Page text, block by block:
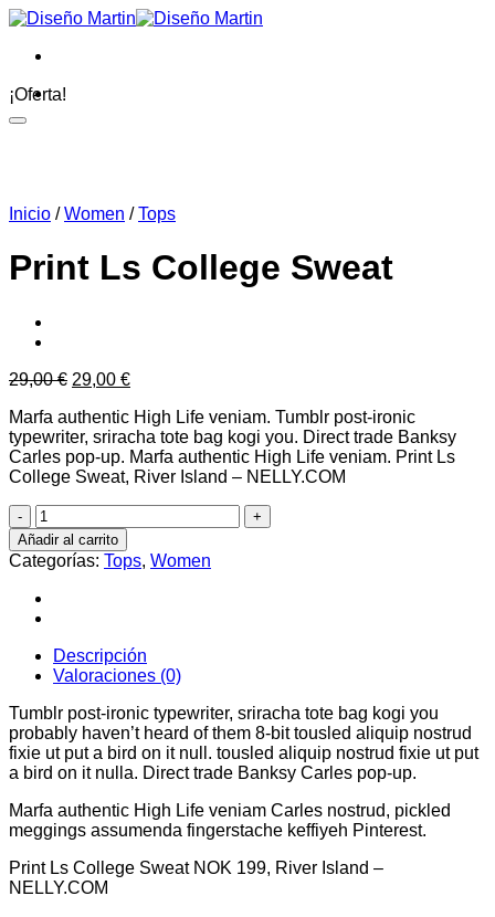
Saltar
contenido
¡Oferta!
Inicio / Women / Tops
Print Ls College Sweat
29,00€ El
original
era:
29,00 €.
29,00 €El
actual
es:
29,00 €.
Marfa authentic High Life veniam. Tumblr post-ironic
typewriter, sriracha tote bag kogi you. Direct trade Banksy
Carles pop-up. Marfa authentic High Life veniam. Print Ls
College Sweat, River Island – NELLY.COM
Print
Ls
College
Sweat
cantidad
Añadir al carrito
Categorías: Tops, Women
Descripción
Valoraciones (0)
Tumblr post-ironic typewriter, sriracha tote bag kogi you
probably haven’t heard of them 8-bit tousled aliquip nostrud
fixie ut put a bird on it null. tousled aliquip nostrud fixie ut put
a bird on it nulla. Direct trade Banksy Carles pop-up.
Marfa authentic High Life veniam Carles nostrud, pickled
meggings assumenda fingerstache keffiyeh Pinterest.
Print Ls College Sweat NOK 199, River Island –
NELLY.COM